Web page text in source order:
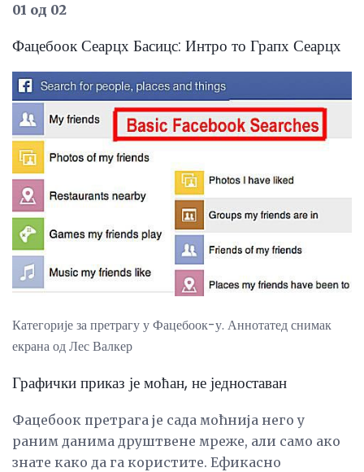
01 од 02
Фацебоок Сеарцх Басицс: Интро то Грапх Сеарцх
Категорије за претрагу у Фацебоок-у. Аннотатед снимак
екрана од Лес Валкер
Графички приказ је моћан, не једноставан
Фацебоок претрага је сада моћнија него у
раним данима друштвене мреже, али само ако
знате како да га користите. Ефикасно